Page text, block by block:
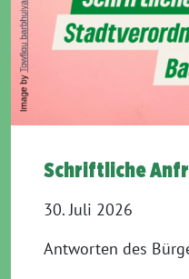
Schriftliche
30. Juli 2026
Antworten des